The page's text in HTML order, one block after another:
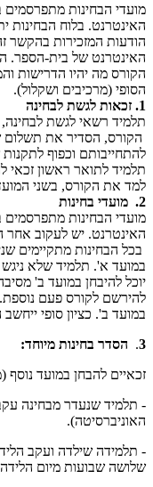
מועדי הבחינות מתפרסמים
האינטרנט. בלוח הבחינות
הודעות המזכירות בהקשר
האינטרנט של בית-הספר.
הקורס מה יהיו הדרישות
הסופי (מרכיבים ושקלול).
1. זכאות לגשת לבחינה
תלמיד רשאי לגשת
הקורס, הסדיר את תשלום
להתחייבותם וכפוף
תלמיד לתואר ראשון
למד את הקורס, בשני
2. מועדי בחינות
מועדי הבחינות מתפרסמים
האינטרנט. יש לעקוב אחר
בכל הבחינות מתקיימים
במועד א'. תלמיד שלא
יוכל להיבחן במועד ב'
להירשם לקורס פעם
במועד ב'. כציון סופי
3
. הסדר בחינות מיוחד:
זכאיים להבחן במועד נוסף
- תלמיד שנעדר מבחינה
האוניברסיטה).
- תלמידה שילדה ועקב
שלושה שבועות מיום